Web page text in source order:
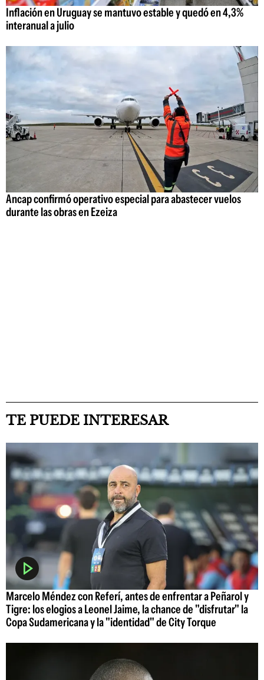
Inflación en Uruguay se mantuvo estable y quedó en 4,3%
interanual a julio
Ancap confirmó operativo especial para abastecer vuelos
durante las obras en Ezeiza
TE PUEDE INTERESAR
Marcelo Méndez con Referí, antes de enfrentar a Peñarol y
Tigre: los elogios a Leonel Jaime, la chance de "disfrutar" la
Copa Sudamericana y la "identidad" de City Torque